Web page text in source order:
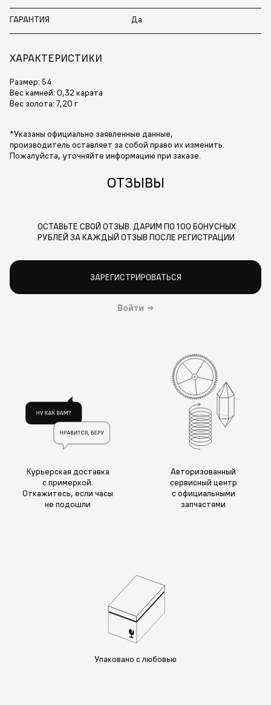
ГАРАНТИЯ Да
ХАРАКТЕРИСТИКИ
Размер: 54
Вес камней: 0,32 карата
Вес золота: 7,20 г
*Указаны официально заявленные данные,
производитель оставляет за собой право их изменить.
Пожалуйста, уточняйте информацию при заказе.
ОТЗЫВЫ
ОСТАВЬТЕ СВОЙ ОТЗЫВ. ДАРИМ ПО 100 БОНУСНЫХ
РУБЛЕЙ ЗА КАЖДЫЙ ОТЗЫВ ПОСЛЕ РЕГИСТРАЦИИ
ЗАРЕГИСТРИРОВАТЬСЯ
Войти →
Курьерская доставка
с примеркой.
Откажитесь, если часы
не подошли
Авторизованный
сервисный центр
с официальными
запчастями
Упаковано с любовью